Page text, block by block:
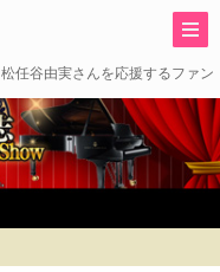
任谷由実さんを応援するファン
SHOW ～Happy 60～